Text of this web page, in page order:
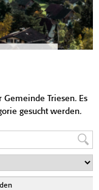
Gemeinde Triesen. Es
gesucht werden.